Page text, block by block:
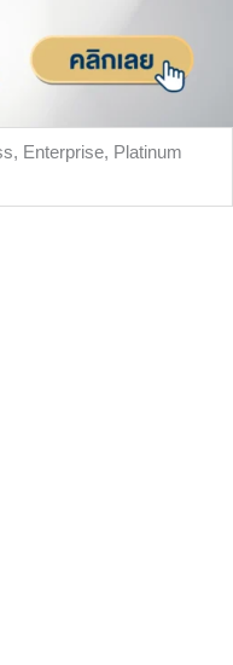
Enterprise, Platinum